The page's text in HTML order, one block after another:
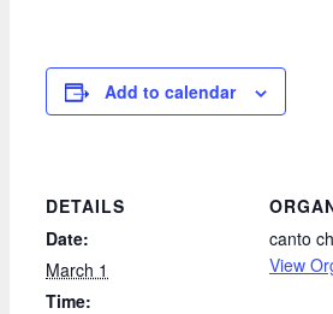
Add to calendar
DETAILS
Date:
March 1
Time:
canto
View